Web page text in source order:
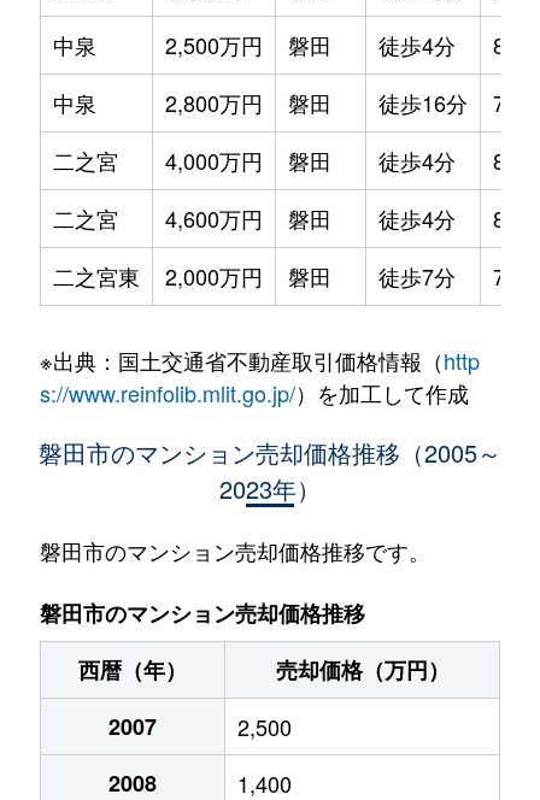
中泉
2,500万円 磐田 徒歩4分
中泉
2,800万円 磐田 徒歩16分
二之宮
4,000万円 磐田 徒歩4分
二之宮
4,600万円 磐田 徒歩4分
二之宮東
2,000万円 磐田 徒歩7分
※出典：国土交通省不動産取引価格情報（http
s://www.reinfolib.mlit.go.jp/）を加工して作成
磐田市のマンション売却価格推移（2005～
2023年）
磐田市のマンション売却価格推移です。
磐田市のマンション売却価格推移
西暦（年）
売却価格（万円）
2007
2,500
2008
1,400